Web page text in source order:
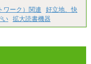
を支給。
円
ケティング＆トラベル
ワーク）関連
好立地、快
い 拡大読書機器